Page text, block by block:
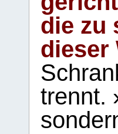
die zu
dieser
trennt.